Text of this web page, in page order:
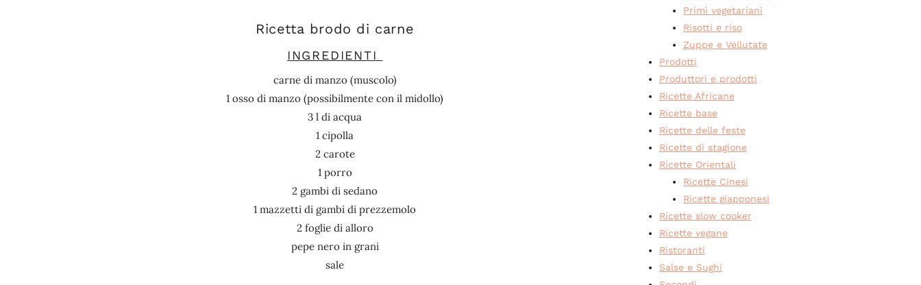
Ricetta brodo di carne
INGREDIENTI
carne di manzo (muscolo)
1 osso di manzo (possibilmente con il midollo)
3 l di acqua
1 cipolla
2 carote
1 porro
2 gambi di sedano
1 mazzetti di gambi di prezzemolo
2 foglie di alloro
pepe nero in grani
sale
Primi vegetariani
Risotti e riso
Zuppe e Vellutate
Prodotti
Produttori e prodotti
Ricette Africane
Ricette base
Ricette delle feste
Ricette di stagione
Ricette Orientali
Ricette Cinesi
Ricette giapponesi
Ricette slow cooker
Ricette vegane
Ristoranti
Salse e Sughi